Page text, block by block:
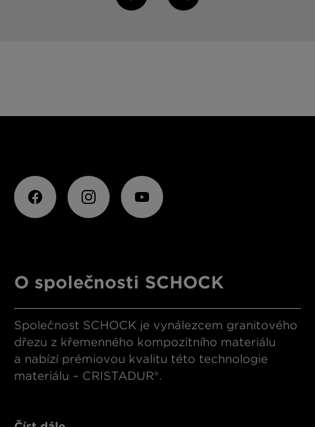
O společnosti SCHOCK
Společnost SCHOCK je vynálezcem granitového
dřezu z křemenného kompozitního materiálu
a nabízí prémiovou kvalitu této technologie
materiálu – CRISTADUR®.